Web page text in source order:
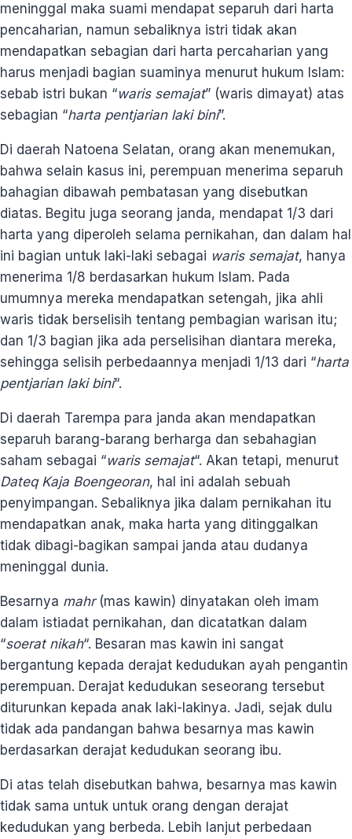
meninggal maka suami mendapat separuh dari harta
pencaharian, namun sebaliknya istri tidak akan
mendapatkan sebagian dari harta percaharian yang
harus menjadi bagian suaminya menurut hukum Islam:
sebab istri bukan “waris semajat” (waris dimayat) atas
sebagian “harta pentjarian laki bini”.
Di daerah Natoena Selatan, orang akan menemukan,
bahwa selain kasus ini, perempuan menerima separuh
bahagian dibawah pembatasan yang disebutkan
diatas. Begitu juga seorang janda, mendapat 1/3 dari
harta yang diperoleh selama pernikahan, dan dalam hal
ini bagian untuk laki-laki sebagai waris semajat, hanya
menerima 1/8 berdasarkan hukum Islam. Pada
umumnya mereka mendapatkan setengah, jika ahli
waris tidak berselisih tentang pembagian warisan itu;
dan 1/3 bagian jika ada perselisihan diantara mereka,
sehingga selisih perbedaannya menjadi 1/13 dari “harta
pentjarian laki bini“.
Di daerah Tarempa para janda akan mendapatkan
separuh barang-barang berharga dan sebahagian
saham sebagai “waris semajat“. Akan tetapi, menurut
Dateq Kaja Boengeoran, hal ini adalah sebuah
penyimpangan. Sebaliknya jika dalam pernikahan itu
mendapatkan anak, maka harta yang ditinggalkan
tidak dibagi-bagikan sampai janda atau dudanya
meninggal dunia.
Besarnya mahr(mas kawin) dinyatakan oleh imam
dalam istiadat pernikahan, dan dicatatkan dalam
“soerat nikah“. Besaran mas kawin ini sangat
bergantung kepada derajat kedudukan ayah pengantin
perempuan. Derajat kedudukan seseorang tersebut
diturunkan kepada anak laki-lakinya. Jadi, sejak dulu
tidak ada pandangan bahwa besarnya mas kawin
berdasarkan derajat kedudukan seorang ibu.
Di atas telah disebutkan bahwa, besarnya mas kawin
tidak sama untuk untuk orang dengan derajat
kedudukan yang berbeda. Lebih lanjut perbedaan